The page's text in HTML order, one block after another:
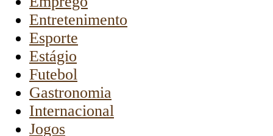
Entretenimento
Esporte
Estágio
Futebol
Gastronomia
Internacional
Jogos